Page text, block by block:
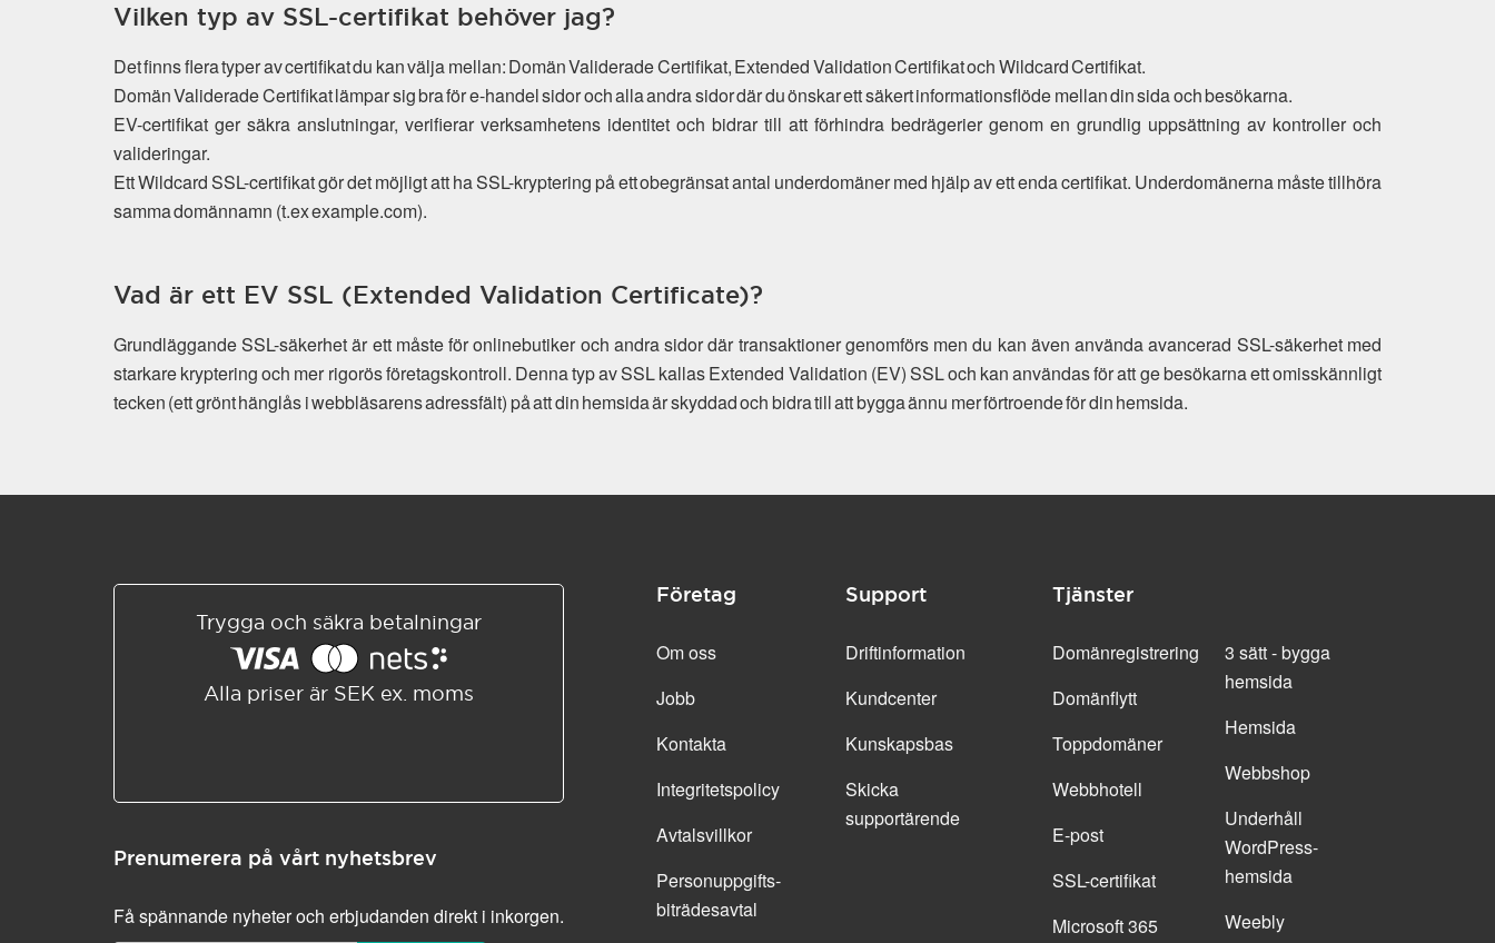
Vilken typ av SSL-certifikat behöver jag?
Det finns flera typer av certifikat du kan välja mellan: Domän Validerade Certifikat, Extended Validation Certifikat och Wildcard Certifikat.
Domän Validerade Certifikat lämpar sig bra för e-handel sidor och alla andra sidor där du önskar ett säkert informationsflöde mellan din sida och besökarna.
EV-certifikat ger säkra anslutningar, verifierar verksamhetens identitet och bidrar till att förhindra bedrägerier genom en grundlig uppsättning av kontroller och
valideringar.
Ett Wildcard SSL-certifikat gör det möjligt att ha SSL-kryptering på ett obegränsat antal underdomäner med hjälp av ett enda certifikat. Underdomänerna måste tillhöra
samma domännamn (t.ex example.com).
Vad är ett EV SSL (Extended Validation Certificate)?
Grundläggande SSL-säkerhet är ett måste för onlinebutiker och andra sidor där transaktioner genomförs men du kan även använda avancerad SSL-säkerhet med
starkare kryptering och mer rigorös företagskontroll. Denna typ av SSL kallas Extended Validation (EV) SSL och kan användas för att ge besökarna ett omisskännligt
tecken (ett grönt hänglås i webbläsarens adressfält) på att din hemsida är skyddad och bidra till att bygga ännu mer förtroende för din hemsida.
Trygga och säkra betalningar
Alla priser är SEK ex. moms
Prenumerera på vårt nyhetsbrev
Få spännande nyheter och erbjudanden direkt i inkorgen.
Företag
Om oss
Jobb
Kontakta
Integritetspolicy
Avtalsvillkor
Personuppgifts­
biträdesavtal
Support
Driftinformation
Kundcenter
Kunskapsbas
Skicka
supportärende
Tjänster
Domänregistrering
Domänflytt
Toppdomäner
Webbhotell
E-post
SSL-certifikat
Microsoft 365
3 sätt - bygga
hemsida
Hemsida
Webbshop
Underhåll
WordPress-
hemsida
Weebly